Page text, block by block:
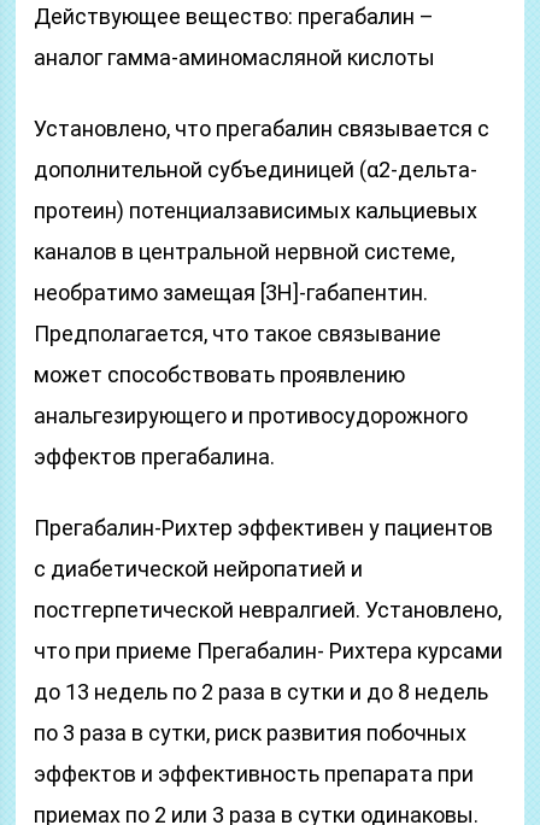
Действующее вещество: прегабалин –
аналог гамма-аминомасляной кислоты
Установлено, что прегабалин связывается с
дополнительной субъединицей (α2-дельта-
протеин) потенциалзависимых кальциевых
каналов в центральной нервной системе,
необратимо замещая [3H]-габапентин.
Предполагается, что такое связывание
может способствовать проявлению
анальгезирующего и противосудорожного
эффектов прегабалина.
Прегабалин-Рихтер эффективен у пациентов
с диабетической нейропатией и
постгерпетической невралгией. Установлено,
что при приеме Прегабалин- Рихтера курсами
до 13 недель по 2 раза в сутки и до 8 недель
по 3 раза в сутки, риск развития побочных
эффектов и эффективность препарата при
приемах по 2 или 3 раза в сутки одинаковы.